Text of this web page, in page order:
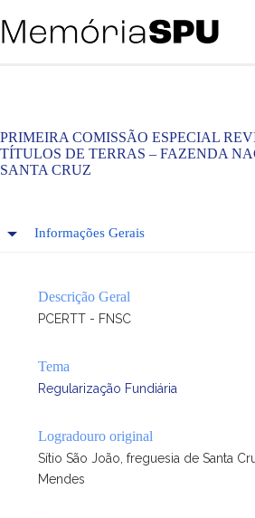
para
o
PRIMEIRA COMISSÃO ESPECIAL
TÍTULOS DE TERRAS – FAZENDA
SANTA CRUZ
Informações Gerais
Descrição Geral
PCERTT - FNSC
Tema
Regularização Fundiária
Logradouro original
Sítio São João, freguesia de Santa
Mendes